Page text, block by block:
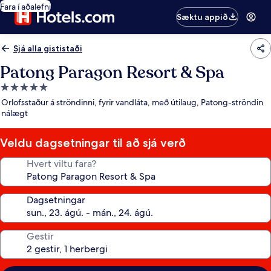
Fara í aðalefni
Sæktu appið
Sjá alla gististaði
Patong Paragon Resort & Spa
5.0
stjörnu
gististaður
Orlofsstaður á ströndinni, fyrir vandláta, með útilaug, Patong-ströndin
nálægt
Veldu dagsetningar til að sjá verð
Hvert viltu fara?
Dagsetningar
Gestir